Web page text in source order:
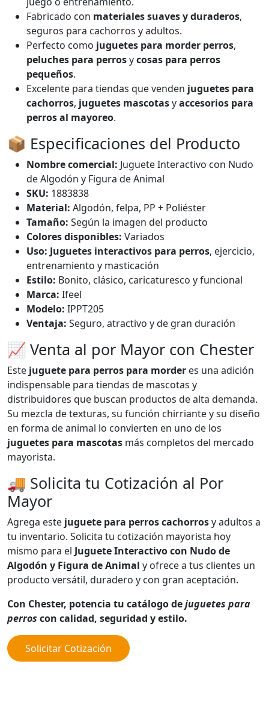
Fabricado con materiales suaves y duraderos,
seguros para cachorros y adultos.
Perfecto como juguetes para morder perros,
peluches para perrosycosas para perros
pequeños.
Excelente para tiendas que venden juguetes para
cachorros, juguetes mascotasyaccesorios para
perros al mayoreo.
📦 Especificaciones del Producto
Nombre comercial: Juguete Interactivo con Nudo
de Algodón y Figura de Animal
SKU: 1883838
Material: Algodón, felpa, PP + Poliéster
Tamaño: Según la imagen del producto
Colores disponibles: Variados
Uso: Juguetes interactivos para perros, ejercicio,
entrenamiento y masticación
Estilo: Bonito, clásico, caricaturesco y funcional
Marca: Ifeel
Modelo: IPPT205
Ventaja: Seguro, atractivo y de gran duración
📈 Venta al por Mayor con Chester
Este juguete para perros para morder es una adición
indispensable para tiendas de mascotas y
distribuidores que buscan productos de alta demanda.
Su mezcla de texturas, su función chirriante y su diseño
en forma de animal lo convierten en uno de los
juguetes para mascotas más completos del mercado
mayorista.
🚚 Solicita tu Cotización al Por
Mayor
Agrega este juguete para perros cachorrosy adultos a
tu inventario. Solicita tu cotización mayorista hoy
mismo para el Juguete Interactivo con Nudo de
Algodón y Figura de Animal y ofrece a tus clientes un
producto versátil, duradero y con gran aceptación.
Con Chester, potencia tu catálogo dejuguetes para
perros con calidad, seguridad y estilo.
Solicitar Cotización